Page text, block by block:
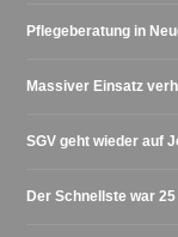
Pflegeberatung in
Massiver Einsatz
SGV geht wieder auf
Der Schnellste war